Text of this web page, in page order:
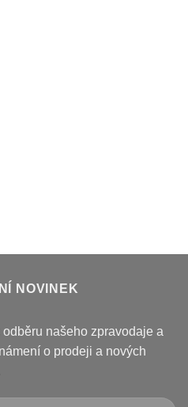
NOVINEK
odběru našeho zpravodaje a
o prodeji a nových